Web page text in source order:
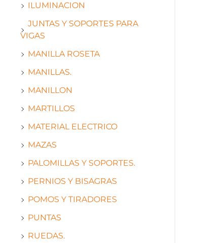
ILUMINACION
JUNTAS Y SOPORTES PARA
VIGAS
MANILLA ROSETA
MANILLAS.
MANILLON
MARTILLOS
MATERIAL ELECTRICO
MAZAS
PALOMILLAS Y SOPORTES.
PERNIOS Y BISAGRAS
POMOS Y TIRADORES
PUNTAS
RUEDAS.